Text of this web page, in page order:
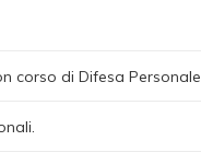
corso di Difesa Personale